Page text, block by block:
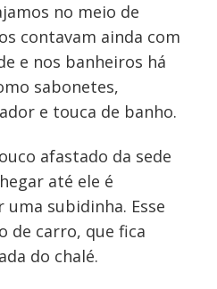
no meio de
contavam ainda com
e nos banheiros há
sabonetes,
e touca de banho.
afastado da sede
até ele é
subidinha. Esse
de carro, que fica
do chalé.